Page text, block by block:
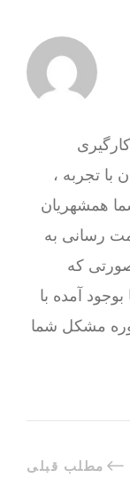
تجربه ،
در کنار شما همشهریان
رسانی به
در صورتی که
آمده با
مشکل شما
مطلب قبلی